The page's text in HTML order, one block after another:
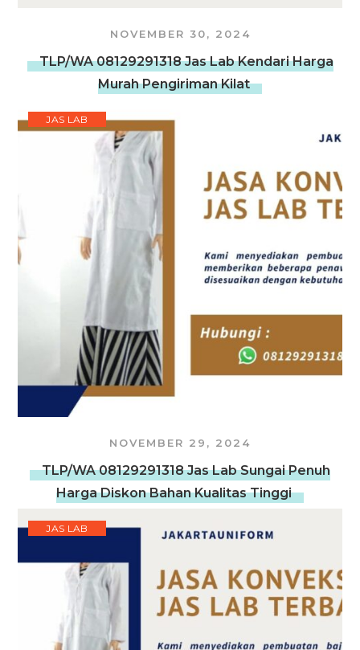
NOVEMBER 30, 2024
TLP/WA 08129291318 Jas Lab Kendari Harga
Murah Pengiriman Kilat
JAS LAB
NOVEMBER 29, 2024
TLP/WA 08129291318 Jas Lab Sungai Penuh
Harga Diskon Bahan Kualitas Tinggi
JAS LAB